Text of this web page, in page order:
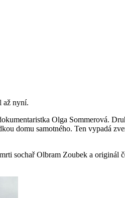
až nyní.
Olga Sommerová.
domu samotného. Ten vypadá
sochař Olbram Zoubek a originál